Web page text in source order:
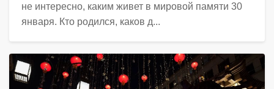
не интересно, каким живет в мировой памяти 30
января. Кто родился, каков д...